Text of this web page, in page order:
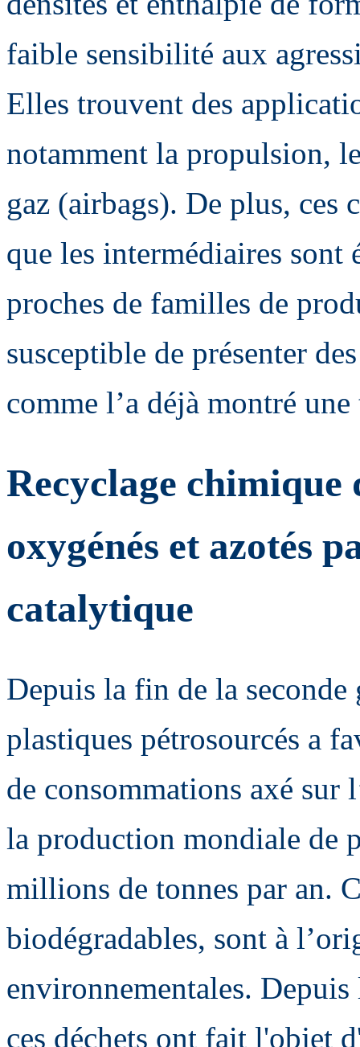
faible sensibilité aux
Elles trouvent des
notamment la propulsion,
gaz (airbags). De plus, ces
que les intermédiaires sont
proches de familles de
susceptible de présenter
comme l’a déjà montré
Recyclage chimique
oxygénés et azotés
catalytique
Depuis la fin de la
plastiques pétrosourcés a
de consommations axé
la production mondiale de
millions de tonnes par an.
biodégradables, sont à
environnementales. Depuis
ces déchets ont fait l'objet